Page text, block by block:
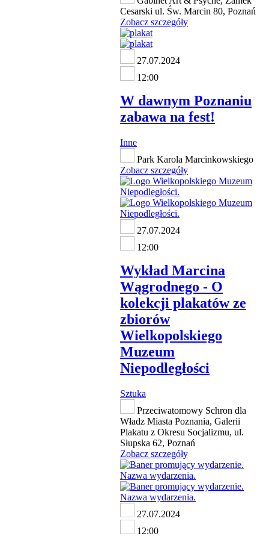
Cesarski ul. Św. Marcin 80, Poznań
Zobacz szczegóły
27.07.2024
12:00
W dawnym Poznaniu
zabawa na fest!
Inne
Park Karola Marcinkowskiego
Zobacz szczegóły
27.07.2024
12:00
Wykład Marcina
Wągrodnego - O
kolekcji plakatów ze
zbiorów
Wielkopolskiego
Muzeum
Niepodległości
Sztuka
Przeciwatomowy Schron dla
Władz Miasta Poznania, Galerii
Plakatu z Okresu Socjalizmu, ul.
Słupska 62, Poznań
Zobacz szczegóły
27.07.2024
12:00